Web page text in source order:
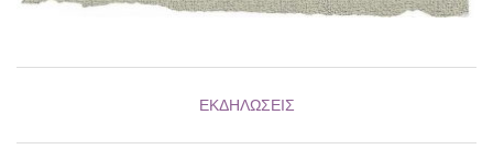
ΕΚΔΗΛΏΣΕΙΣ